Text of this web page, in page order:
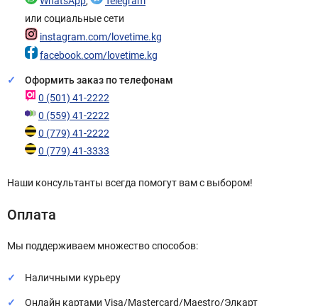
или социальные сети
instagram.com/lovetime.kg
facebook.com/lovetime.kg
Оформить заказ по телефонам
0 (501) 41-2222
0 (559) 41-2222
0 (779) 41-2222
0 (779) 41-3333
Наши консультанты всегда помогут вам с выбором!
Оплата
Мы поддерживаем множество способов:
Наличными курьеру
Онлайн картами Visa/Mastercard/Maestro/Элкарт